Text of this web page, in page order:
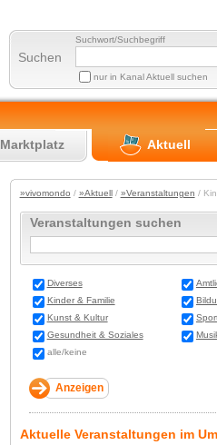
Suchen
Suchwort/Suchbegriff
nur in Kanal Aktuell suchen
Marktplatz Aktuell
»vivomondo / »Aktuell/ »Veranstaltungen /
Veranstaltungen suchen
Diverses
Kinder & Familie
Kunst & Kultur
Gesundheit & Soziales
alle/keine
Aktuelle Veranstaltungen im